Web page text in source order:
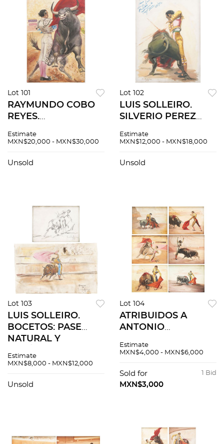
Lot 101
RAYMUNDO COBO
REYES.
EJECUTADA POR
Óleo sobre tela.
Estimate
MXN$20,000 - MXN$30,000
Unsold
Lot 102
LUIS SOLLEIRO.
SILVERIO PEREZ
PASE CON LA MANO
sobre tela. Firmado
Estimate
MXN$12,000 - MXN$18,000
Unsold
Lot 103
LUIS SOLLEIRO.
BOCETOS: PASE
NATURAL Y
Firmados. 2 piezas
Estimate
MXN$8,000 - MXN$12,000
Unsold
Lot 104
ATRIBUIDOS A
ANTONIO
PINTURAS DE
BANDERILLAS.
Óleos sobre tela.
Estimate
MXN$4,000 - MXN$6,000
1 Bid
Sold for
MXN$3,000